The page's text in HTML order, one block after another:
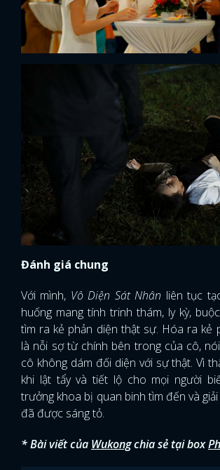
FACEBOOK
Đánh giá chung
Với mình, Vô Diện Sát Nhân liên tục
huống mang tính trinh thám, ly kỳ,
tìm ra kẻ phản diện thật sự. Hóa ra kẻ
là nỗi sợ từ chính bên trong của cô,
cô không dám đối diện với sự thật. Vì
khi lật tẩy và tiết lộ cho mọi người
trưởng khoa bị quan binh tìm đến và
đã được sáng tỏ.
* Bài viết của Wukongchia sẻ tại box